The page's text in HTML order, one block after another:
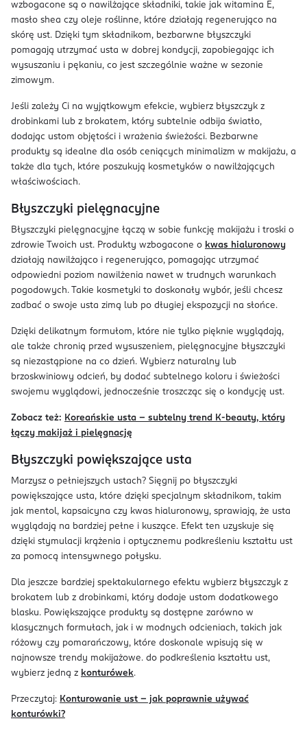
wzbogacone są o nawilżające składniki, takie jak witamina E,
masło shea czy oleje roślinne, które działają regenerująco na
skórę ust. Dzięki tym składnikom, bezbarwne błyszczyki
pomagają utrzymać usta w dobrej kondycji, zapobiegając ich
wysuszaniu i pękaniu, co jest szczególnie ważne w sezonie
zimowym.
Jeśli zależy Ci na wyjątkowym efekcie, wybierz błyszczyk z
drobinkami lub z brokatem, który subtelnie odbija światło,
dodając ustom objętości i wrażenia świeżości. Bezbarwne
produkty są idealne dla osób ceniących minimalizm w makijażu, a
także dla tych, które poszukują kosmetyków o nawilżających
właściwościach.
Błyszczyki pielęgnacyjne
Błyszczyki pielęgnacyjne łączą w sobie funkcję makijażu i troski o
zdrowie Twoich ust. Produkty wzbogacone o kwas hialuronowy
działają nawilżająco i regenerująco, pomagając utrzymać
odpowiedni poziom nawilżenia nawet w trudnych warunkach
pogodowych. Takie kosmetyki to doskonały wybór, jeśli chcesz
zadbać o swoje usta zimą lub po długiej ekspozycji na słońce.
Dzięki delikatnym formułom, które nie tylko pięknie wyglądają,
ale także chronią przed wysuszeniem, pielęgnacyjne błyszczyki
są niezastąpione na co dzień. Wybierz naturalny lub
brzoskwiniowy odcień, by dodać subtelnego koloru i świeżości
swojemu wyglądowi, jednocześnie troszcząc się o kondycję ust.
Zobacz też: Koreańskie usta – subtelny trend K-beauty, który
łączy makijaż i pielęgnację
Błyszczyki powiększające usta
Marzysz o pełniejszych ustach? Sięgnij po błyszczyki
powiększające usta, które dzięki specjalnym składnikom, takim
jak mentol, kapsaicyna czy kwas hialuronowy, sprawiają, że usta
wyglądają na bardziej pełne i kuszące. Efekt ten uzyskuje się
dzięki stymulacji krążenia i optycznemu podkreśleniu kształtu ust
za pomocą intensywnego połysku.
Dla jeszcze bardziej spektakularnego efektu wybierz błyszczyk z
brokatem lub z drobinkami, który dodaje ustom dodatkowego
blasku. Powiększające produkty są dostępne zarówno w
klasycznych formułach, jak i w modnych odcieniach, takich jak
różowy czy pomarańczowy, które doskonale wpisują się w
najnowsze trendy makijażowe. do podkreślenia kształtu ust,
wybierz jedną z konturówek.
Przeczytaj: Konturowanie ust – jak poprawnie używać
konturówki?